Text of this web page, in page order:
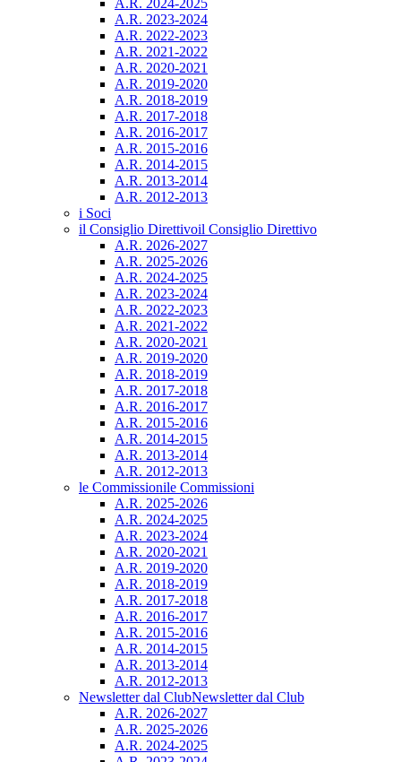
A.R. 2024-2025
A.R. 2023-2024
A.R. 2022-2023
A.R. 2021-2022
A.R. 2020-2021
A.R. 2019-2020
A.R. 2018-2019
A.R. 2017-2018
A.R. 2016-2017
A.R. 2015-2016
A.R. 2014-2015
A.R. 2013-2014
A.R. 2012-2013
i Soci
il Consiglio Direttivoil Consiglio Direttivo
A.R. 2026-2027
A.R. 2025-2026
A.R. 2024-2025
A.R. 2023-2024
A.R. 2022-2023
A.R. 2021-2022
A.R. 2020-2021
A.R. 2019-2020
A.R. 2018-2019
A.R. 2017-2018
A.R. 2016-2017
A.R. 2015-2016
A.R. 2014-2015
A.R. 2013-2014
A.R. 2012-2013
le Commissionile Commissioni
A.R. 2025-2026
A.R. 2024-2025
A.R. 2023-2024
A.R. 2020-2021
A.R. 2019-2020
A.R. 2018-2019
A.R. 2017-2018
A.R. 2016-2017
A.R. 2015-2016
A.R. 2014-2015
A.R. 2013-2014
A.R. 2012-2013
Newsletter dal ClubNewsletter dal Club
A.R. 2026-2027
A.R. 2025-2026
A.R. 2024-2025